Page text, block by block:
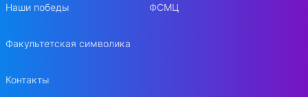
Наши победы
Факультетская символика
Контакты
ФСМЦ